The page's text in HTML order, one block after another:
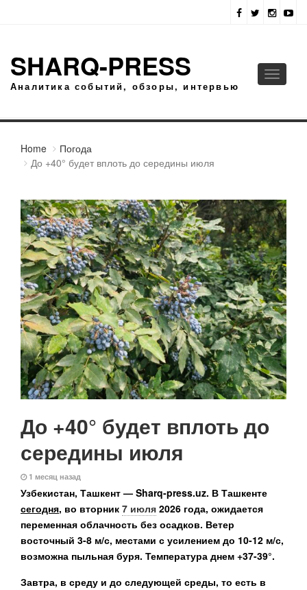
SHARQ-PRESS
Аналитика событий, обзоры, интервью
Toggle
Home
Погода
До +40° будет вплоть до середины июля
До +40° будет вплоть до
середины июля
1 месяц назад
Узбекистан, Ташкент — Sharq-press.uz. В Ташкенте
сегодня, во вторник 7 июля 2026 года, ожидается
переменная облачность без осадков. Ветер
восточный 3-8 м/с, местами с усилением до 10-12 м/с,
возможна пыльная буря. Температура днем +​​37-39°.
Завтра, в среду и до следующей среды, то есть в